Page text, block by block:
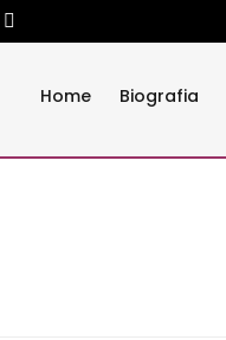
Home Biografia